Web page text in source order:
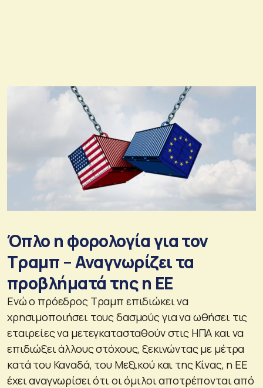
Όπλο η φορολογία για τον
Τραμπ – Αναγνωρίζει τα
προβλήματά της η ΕΕ
Ενώ ο πρόεδρος Τραμπ επιδιώκει να
χρησιμοποιήσει τους δασμούς για να ωθήσει τις
εταιρείες να μετεγκατασταθούν στις ΗΠΑ και να
επιδιώξει άλλους στόχους, ξεκινώντας με μέτρα
κατά του Καναδά, του Μεξικού και της Κίνας, η ΕΕ
έχει αναγνωρίσει ότι οι όμιλοι αποτρέπονται από